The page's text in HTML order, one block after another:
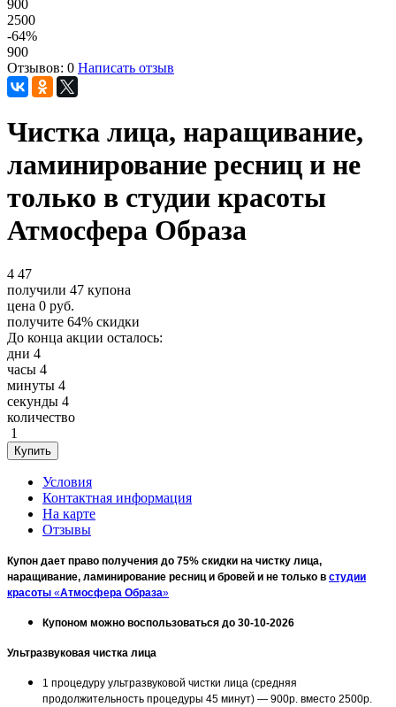
900
2500
-64%
900
Отзывов: 0 Написать отзыв
Чистка лица, наращивание,
ламинирование ресниц и не
только в студии красоты
Атмосфера Образа
4 47
получили 47 купона
цена 0 руб.
получите 64% скидки
До конца акции осталось:
дни 4
часы 4
минуты 4
секунды 4
количество
1
Условия
Контактная информация
На карте
Отзывы
Купон дает право получения до 75% скидки на чистку лица,
наращивание, ламинирование ресниц и бровей и не только в студии
красоты «Атмосфера Образа»
Купоном можно воспользоваться до 30-10-2026
Ультразвуковая чистка лица
1 процедуру ультразвуковой чистки лица (средняя
продолжительность процедуры 45 минут) — 900р. вместо 2500р.